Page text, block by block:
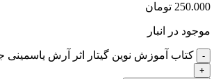
250.000 تومان
موجود در انبار
کتاب آموزش نوین گیتار اثر آرش یاسمینی